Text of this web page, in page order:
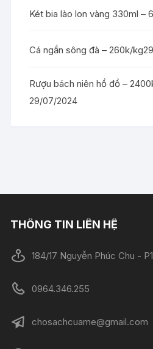
Két bia lào lon vàng 330ml –
Cá ngần sông đà – 260k/kg
Rượu bách niên hồ đồ –
29/07/2024
THÔNG TIN LIÊN HỆ
184/17 Nguyễn Phúc Chu -
0964.346.255
chosachcuame@gmail.com